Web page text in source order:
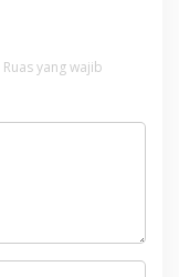
Ruas yang wajib